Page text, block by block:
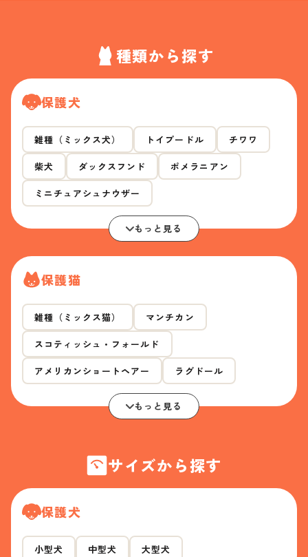
種類から探す
保護犬
雑種（ミックス犬） トイプードル チワワ
柴犬 ダックスフンド ポメラニアン
ミニチュアシュナウザー
もっと見る
保護猫
雑種（ミックス猫） マンチカン
スコティッシュ・フォールド
アメリカンショートヘアー ラグドール
もっと見る
サイズから探す
保護犬
小型犬 中型犬 大型犬